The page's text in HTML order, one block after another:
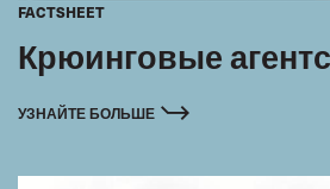
FACTSHEET
Крюинговые
УЗНАЙТЕ БОЛЬШЕ